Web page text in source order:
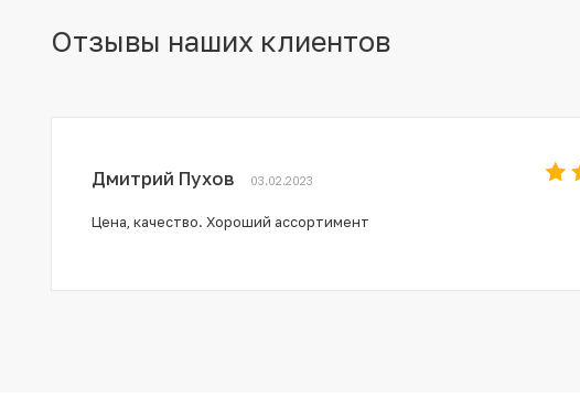
Отзывы наших клиентов
Дмитрий Пухов 03.02.2023
Цена, качество. Хороший ассортимент